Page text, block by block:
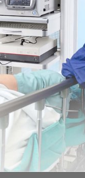
bó lá cố
không?